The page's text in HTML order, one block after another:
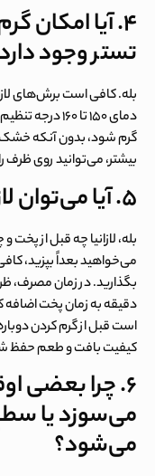
۴.آیا امکان
تستر وجود
بله. کافی است برش‌های
گرم شود، بدون آنکه
بیشتر، می‌توانید روی ظرف
۵.آیا می‌توان
بله، لازانیا چه قبل از
می‌خواهید بعداً بپزید،
دقیقه به زمان پخت اضافه
است قبل از گرم کردن
کیفیت بافت و طعم حفظ
۶. چرا بعضی
می‌سوزد یا
می‌شود؟